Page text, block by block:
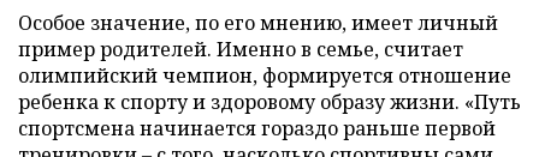
Особое значение, по его мнению, имеет личный
пример родителей. Именно в семье, считает
олимпийский чемпион, формируется отношение
ребенка к спорту и здоровому образу жизни. «Путь
спортсмена начинается гораздо раньше первой